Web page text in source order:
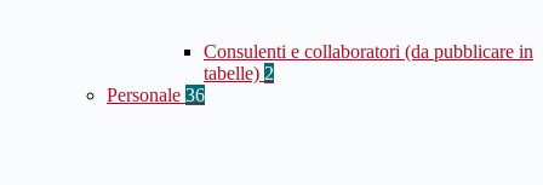
Consulenti e collaboratori (da pubblicare in
tabelle) 2
Personale 36